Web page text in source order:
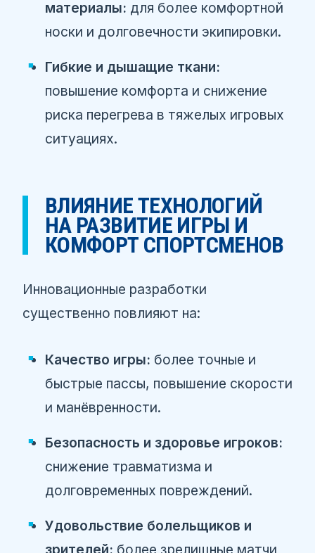
материалы: для более комфортной
носки и долговечности экипировки.
Гибкие и дышащие ткани:
повышение комфорта и снижение
риска перегрева в тяжелых игровых
ситуациях.
ВЛИЯНИЕ ТЕХНОЛОГИЙ
НА РАЗВИТИЕ ИГРЫ И
КОМФОРТ СПОРТСМЕНОВ
Инновационные разработки
существенно повлияют на:
Качество игры: более точные и
быстрые пассы, повышение скорости
и манёвренности.
Безопасность и здоровье игроков:
снижение травматизма и
долговременных повреждений.
Удовольствие болельщиков и
зрителей: более зрелищные матчи